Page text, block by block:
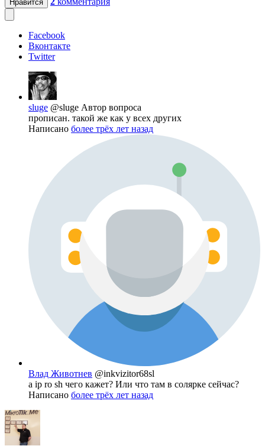
Нравится
Facebook
Вконтакте
Twitter
sluge @sluge Автор вопроса
прописан. такой же как у всех других
Написано более трёх лет назад
Влад Животнев @inkvizitor68sl
а ip ro sh чего кажет? Или что там в солярке сейчас?
Написано более трёх лет назад